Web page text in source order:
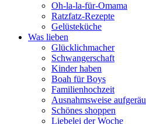
Oh-la-la-für-Omama
Ratzfatz-Rezepte
Gelüsteküche
Was lieben
Glücklichmacher
Schwangerschaft
Kinder haben
Boah für Boys
Familienhochzeit
Ausnahmsweise
Schönes shoppen
Liebelei der Woche